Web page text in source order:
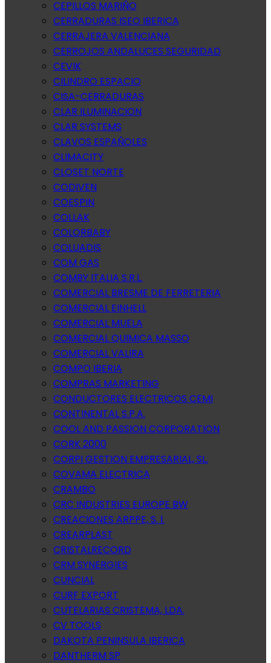
CEPILLOS MARIÑO
CERRADURAS ISEO IBERICA
CERRAJERA VALENCIANA
CERROJOS ANDALUCES SEGURIDAD
CEVIK
CILINDRO ESPACIO
CISA-CERRADURAS
CLAR ILUMINACION
CLAR SYSTEMS
CLAVOS ESPAÑOLES
CLIMACITY
CLOSET NORTE
CODIVEN
COESPIN
COLLAK
COLORBABY
COLUADIS
COM GAS
COMBY ITALIA S.R.L.
COMERCIAL BRESME DE FERRETERIA
COMERCIAL EINHELL
COMERCIAL MUELA
COMERCIAL QUIMICA MASSO
COMERCIAL VALIRA
COMPO IBERIA
COMPRAS MARKETING
CONDUCTORES ELECTRICOS CEMI
CONTINENTAL S.P.A.
COOL AND PASSION CORPORATION
CORK 2000
CORPI GESTION EMPRESARIAL, SL.
COVAMA ELECTRICA
CRAMBO
CRC INDUSTRIES EUROPE BW
CREACIONES ARPPE, S. l.
CREARPLAST
CRISTALRECORD
CRM SYNERGIES
CUNCIAL
CURF EXPORT
CUTELARIAS CRISTEMA, LDA.
CV TOOLS
DAKOTA PENINSULA IBERICA
DANTHERM SP